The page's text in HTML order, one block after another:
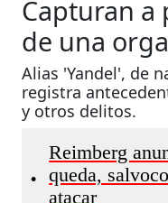
Capturan a
de una
Alias 'Yandel', de
registra
y otros delitos.
•
Reimberg
queda,
atacar